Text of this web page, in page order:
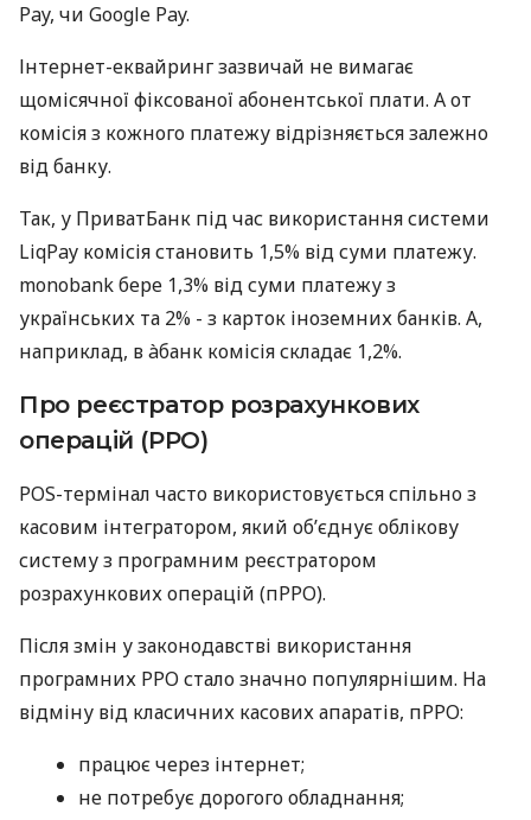
Pay, чи Google Pay.
Інтернет-еквайринг зазвичай не вимагає
щомісячної фіксованої абонентської плати. А от
комісія з кожного платежу відрізняється залежно
від банку.
Так, у ПриватБанк під час використання системи
LiqPay комісія становить 1,5% від суми платежу.
monobank бере 1,3% від суми платежу з
українських та 2% - з карток іноземних банків. А,
наприклад, в àбанк комісія складає 1,2%.
Про реєстратор розрахункових
операцій (РРО)
POS-термінал часто використовується спільно з
касовим інтегратором, який об’єднує облікову
систему з програмним реєстратором
розрахункових операцій (пРРО).
Після змін у законодавстві використання
програмних РРО стало значно популярнішим. На
відміну від класичних касових апаратів, пРРО:
працює через інтернет;
не потребує дорогого обладнання;